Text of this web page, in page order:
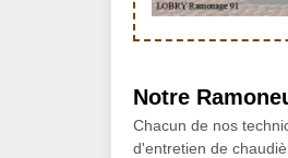
Notre
Chacun de nos
d'entretien de